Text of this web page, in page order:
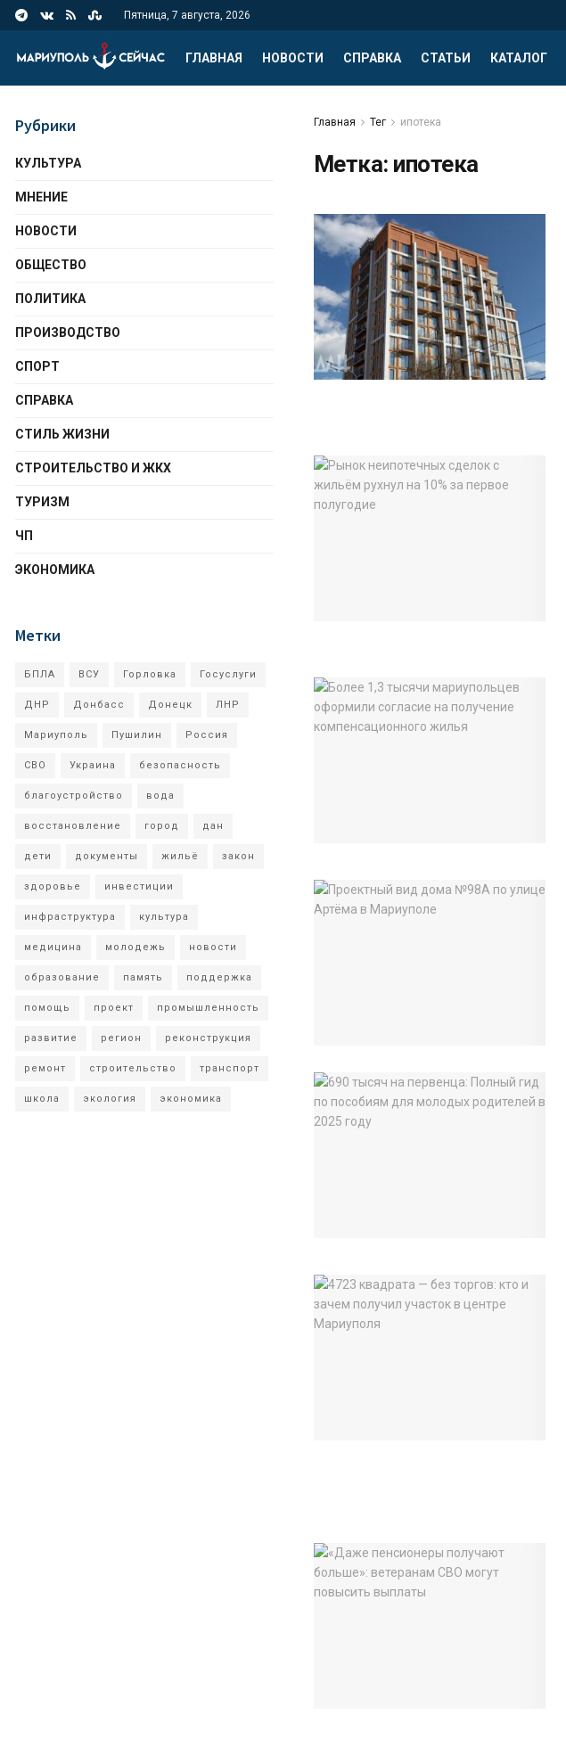
Пятница, 7 августа, 2026
ГЛАВНАЯ НОВОСТИ СПРАВКА СТАТЬИ КАТАЛОГ
Главная Тег ипотека
Метка: ипотека
Рубрики
КУЛЬТУРА
МНЕНИЕ
НОВОСТИ
ОБЩЕСТВО
ПОЛИТИКА
ПРОИЗВОДСТВО
СПОРТ
СПРАВКА
СТИЛЬ ЖИЗНИ
СТРОИТЕЛЬСТВО И ЖКХ
ТУРИЗМ
ЧП
ЭКОНОМИКА
Метки
БПЛА ВСУ Горловка Госуслуги
ДНР Донбасс Донецк ЛНР
Мариуполь Пушилин Россия
СВО Украина безопасность
благоустройство вода
восстановление город дан
дети документы жильё закон
здоровье инвестиции
инфраструктура культура
медицина молодежь новости
образование память поддержка
помощь проект промышленность
развитие регион реконструкция
ремонт строительство транспорт
школа экология экономика